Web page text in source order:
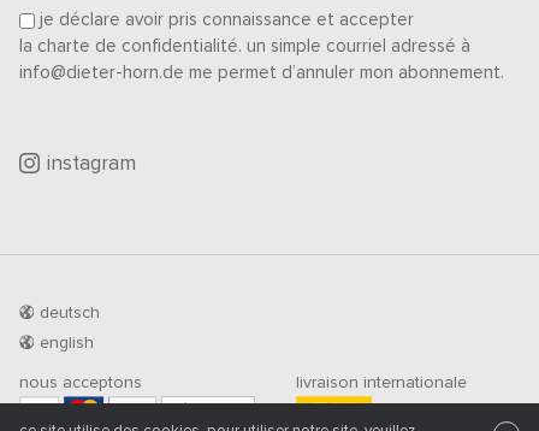
je déclare avoir pris connaissance et accepter
la charte de confidentialité. un simple courriel adressé à
info@dieter-horn.de me permet d’annuler mon abonnement.
instagram
deutsch
english
nous acceptons livraison internationale